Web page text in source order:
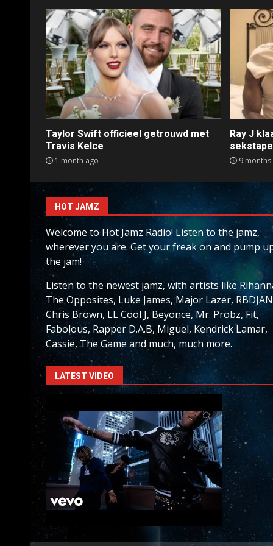
Taylor Swift officieel getrouwd met
Travis Kelce
1 month ago
Ray J
sekstape
9 months
HOT JAMZ
Welcome to Hot Jamz Radio! Listen to the jamz,
wherever you are. Get your freak on and pump
the jam!
Listen to the newest jamz, with artists like
The Opposites, Luke James, Major Lazer,
Chris Brown, LL Cool J, Beyonce, Mr. Probz, Fit,
Fabolous, Rapper D.A.B, Miguel, Kendrick Lamar,
Cassie, The Game and much, much more.
LATEST VIDEO